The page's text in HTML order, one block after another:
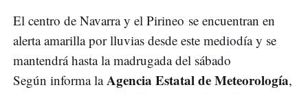
El centro de Navarra y el Pirineo se encuentran en
alerta amarilla por lluvias desde este mediodía y se
mantendrá hasta la madrugada del sábado
Según informa laAgencia Estatal de Meteorología,